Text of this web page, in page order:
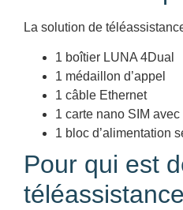
La solution de
1 boîtier LUNA 4Dual
1 médaillon d’appel
1 câble Ethernet
1 carte nano SIM avec
1 bloc d’alimentation
Pour qui est